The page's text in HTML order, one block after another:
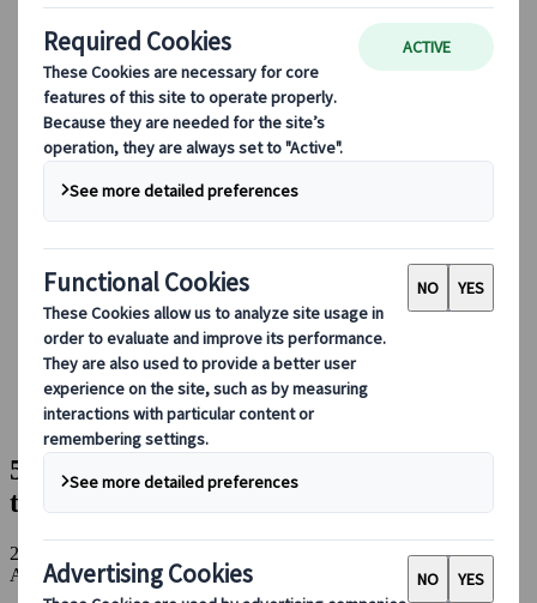
Blog
Consigli di viaggio per ogni stagione
Attrazioni principali
Approfondimenti culturali
Esperienze culinarie
Alla scoperta del Giappone in treno
Domande frequenti
Informazioni essenziali
Regole di etichetta
Guidare in Giappone
Prenotare con noi
Japan Rail Pass
Strutture ricettive
Consulenza online
Japanspecialist
Attrazioni principali
5 ragioni per cui dovresti scegliere un tour guidato con
Japanspecialist
5 ragioni per cui dovresti scegliere un
tour guidato con Japanspecialist
25 giu 2024
Attrazioni principali